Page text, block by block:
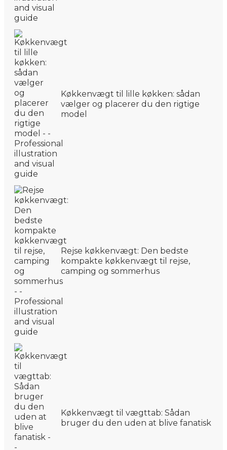
Køkkenvægt til lille køkken: sådan
vælger og placerer du den rigtige
model
Rejse køkkenvægt: Den bedste
kompakte køkkenvægt til rejse,
camping og sommerhus
Køkkenvægt til vægttab: Sådan
bruger du den uden at blive fanatisk